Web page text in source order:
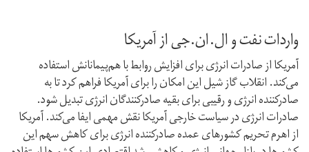
واردات نفت و ال.‌ان‌.جی از آمریکا
آمریکا از صادرات انرژی برای افزایش روابط با هم‌پیمانانش استفاده
می‌کند. انقلاب گاز شیل این امکان را برای آمریکا فراهم کرد تا به
صادر‌کننده انرژی و رقیبی برای بقیه صادر‌کنندگان انرژی تبدیل شود.
صادرات انرژی در سیاست خارجی آمریکا نقش مهمی ایفا می‌کند. آمریکا
از اهرم تحریم کشورهای عمده صادر‌کننده انرژی برای کاهش سهم این